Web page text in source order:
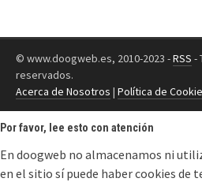
© www.doogweb.es, 2010-2023 -RSS -
reservados.
Acerca de Nosotros | Política de
Por favor, lee esto con atención
En doogweb no almacenamos ni
en el sitio sí puede haber cookies de